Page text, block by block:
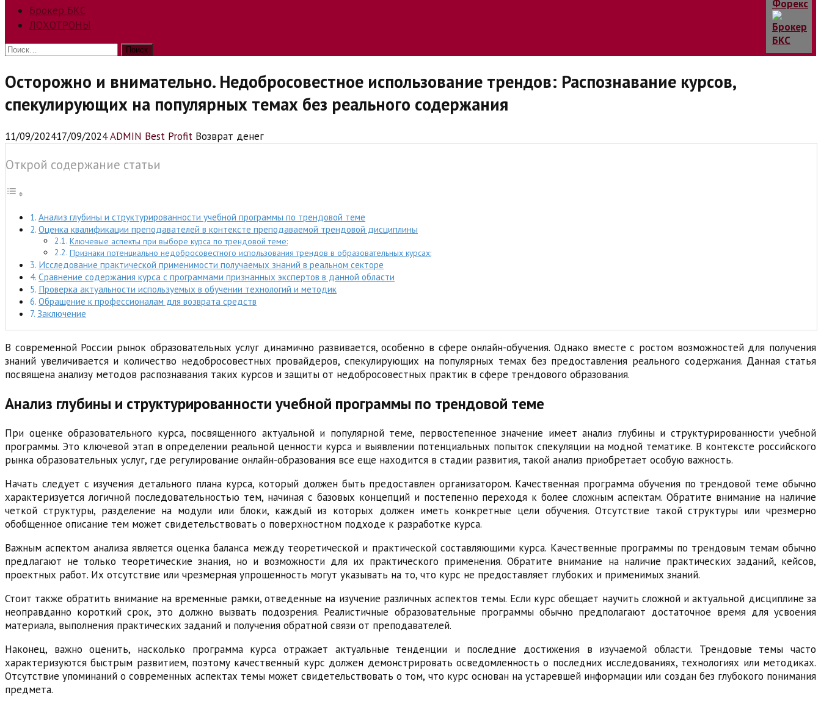
Брокер БКС
ЛОХОТРОНЫ
Найти:
Осторожно и внимательно. Недобросовестное использование трендов: Распознавание курсов,
спекулирующих на популярных темах без реального содержания
11/09/202417/09/2024ADMIN Best Profit Возврат денег
Открой содержание статьи
Анализ глубины и структурированности учебной программы по трендовой теме
Оценка квалификации преподавателей в контексте преподаваемой трендовой дисциплины
Ключевые аспекты при выборе курса по трендовой теме:
Признаки потенциально недобросовестного использования трендов в образовательных курсах:
Исследование практической применимости получаемых знаний в реальном секторе
Сравнение содержания курса с программами признанных экспертов в данной области
Проверка актуальности используемых в обучении технологий и методик
Обращение к профессионалам для возврата средств
Заключение
В современной России рынок образовательных услуг динамично развивается, особенно в сфере онлайн-обучения. Однако вместе с ростом возможностей для получения
знаний увеличивается и количество недобросовестных провайдеров, спекулирующих на популярных темах без предоставления реального содержания. Данная статья
посвящена анализу методов распознавания таких курсов и защиты от недобросовестных практик в сфере трендового образования.
Анализ глубины и структурированности учебной программы по трендовой теме
При оценке образовательного курса, посвященного актуальной и популярной теме, первостепенное значение имеет анализ глубины и структурированности учебной
программы. Это ключевой этап в определении реальной ценности курса и выявлении потенциальных попыток спекуляции на модной тематике. В контексте российского
рынка образовательных услуг, где регулирование онлайн-образования все еще находится в стадии развития, такой анализ приобретает особую важность.
Начать следует с изучения детального плана курса, который должен быть предоставлен организатором. Качественная программа обучения по трендовой теме обычно
характеризуется логичной последовательностью тем, начиная с базовых концепций и постепенно переходя к более сложным аспектам. Обратите внимание на наличие
четкой структуры, разделение на модули или блоки, каждый из которых должен иметь конкретные цели обучения. Отсутствие такой структуры или чрезмерно
обобщенное описание тем может свидетельствовать о поверхностном подходе к разработке курса.
Важным аспектом анализа является оценка баланса между теоретической и практической составляющими курса. Качественные программы по трендовым темам обычно
предлагают не только теоретические знания, но и возможности для их практического применения. Обратите внимание на наличие практических заданий, кейсов,
проектных работ. Их отсутствие или чрезмерная упрощенность могут указывать на то, что курс не предоставляет глубоких и применимых знаний.
Стоит также обратить внимание на временные рамки, отведенные на изучение различных аспектов темы. Если курс обещает научить сложной и актуальной дисциплине за
неоправданно короткий срок, это должно вызвать подозрения. Реалистичные образовательные программы обычно предполагают достаточное время для усвоения
материала, выполнения практических заданий и получения обратной связи от преподавателей.
Наконец, важно оценить, насколько программа курса отражает актуальные тенденции и последние достижения в изучаемой области. Трендовые темы часто
характеризуются быстрым развитием, поэтому качественный курс должен демонстрировать осведомленность о последних исследованиях, технологиях или методиках.
Отсутствие упоминаний о современных аспектах темы может свидетельствовать о том, что курс основан на устаревшей информации или создан без глубокого понимания
предмета.